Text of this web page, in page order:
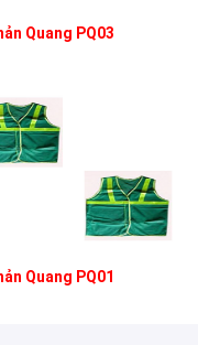
Quang PQ03
Quang PQ01